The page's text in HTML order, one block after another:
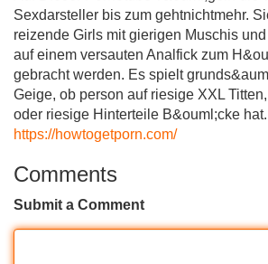
Sexdarsteller bis zum gehtnichtmehr.
reizende Girls mit gierigen Muschis
auf einem versauten Analfick zum
gebracht werden. Es spielt
Geige, ob person auf riesige XXL
oder riesige Hinterteile B&ouml;cke
https://howtogetporn.com/
Comments
Submit a Comment